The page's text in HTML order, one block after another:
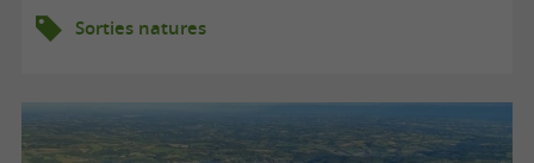
Sorties natures